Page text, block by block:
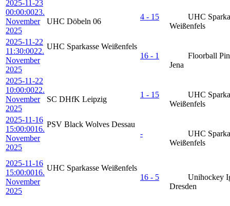
2025-11-23
00:00:0023.
November
2025
UHC Döbeln 06
4 - 15
UHC
Weißenfels
2025-11-22
11:30:0022.
November
2025
UHC Sparkasse Weißenfels
16 - 1
Floorball
Jena
2025-11-22
10:00:0022.
November
2025
SC DHfK Leipzig
1 - 15
UHC
Weißenfels
2025-11-16
15:00:0016.
November
2025
PSV Black Wolves Dessau
-
UHC
Weißenfels
2025-11-16
15:00:0016.
November
2025
UHC Sparkasse Weißenfels
16 - 5
Unihockey
Dresden